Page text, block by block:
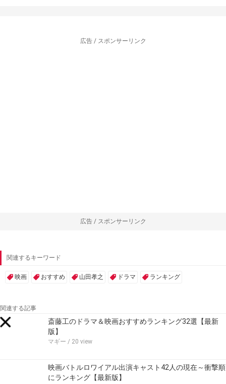
広告 / スポンサーリンク
広告 / スポンサーリンク
関連するキーワード
映画 おすすめ 山田孝之 ドラマ ランキング
関連する記事
斎藤工のドラマ＆映画おすすめランキング32選【最新
版】
マギー / 20 view
映画バトルロワイアル出演キャスト42人の現在～衝撃順
にランキング【最新版】